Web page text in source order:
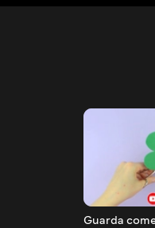
Guarda